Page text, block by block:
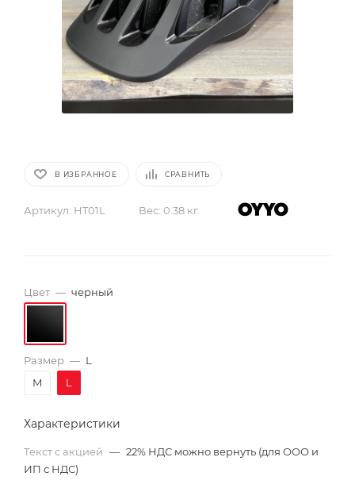
В ИЗБРАННОЕ СРАВНИТЬ
Артикул: HT01L Вес: 0.38 кг.
Цвет — черный
Размер — L
M
L
Характеристики
Текст с акцией — 22% НДС можно вернуть (для ООО и
ИП с НДС)